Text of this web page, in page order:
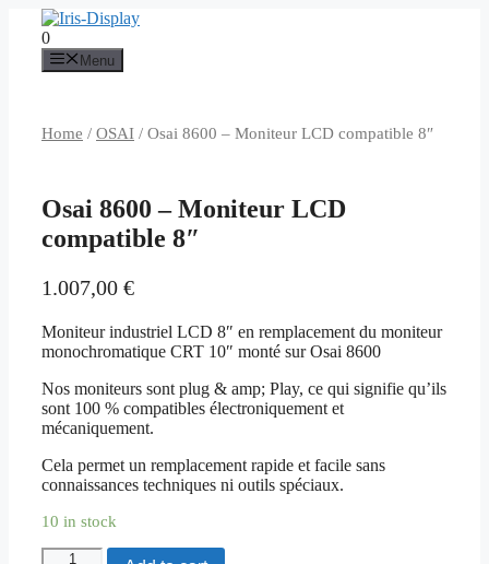
contenu
0
Menu
Home / OSAI / Osai 8600 – Moniteur LCD compatible 8″
Osai 8600 – Moniteur LCD
compatible 8″
1.007,00 €
Moniteur industriel LCD 8″ en remplacement du moniteur
monochromatique CRT 10″ monté sur Osai 8600
Nos moniteurs sont plug & amp; Play, ce qui signifie qu’ils
sont 100 % compatibles électroniquement et
mécaniquement.
Cela permet un remplacement rapide et facile sans
connaissances techniques ni outils spéciaux.
10 in stock
Osai